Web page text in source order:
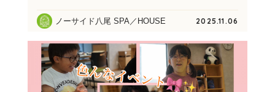
ノーサイド八尾 SPA／HOUSE 2025.11.06